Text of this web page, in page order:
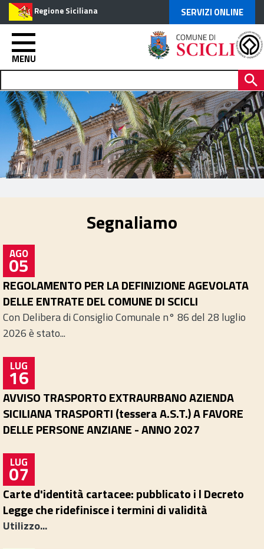
Regione Siciliana SERVIZI ONLINE
MENU
Segnaliamo
AGO
05
REGOLAMENTO PER LA DEFINIZIONE AGEVOLATA
DELLE ENTRATE DEL COMUNE DI SCICLI
Con Delibera di Consiglio Comunale n° 86 del 28 luglio
2026 è stato...
LUG
16
AVVISO TRASPORTO EXTRAURBANO AZIENDA
SICILIANA TRASPORTI (tessera A.S.T.) A FAVORE
DELLE PERSONE ANZIANE - ANNO 2027
LUG
07
Carte d'identità cartacee: pubblicato i l Decreto
Legge che ridefinisce i termini di validità
Utilizzo...